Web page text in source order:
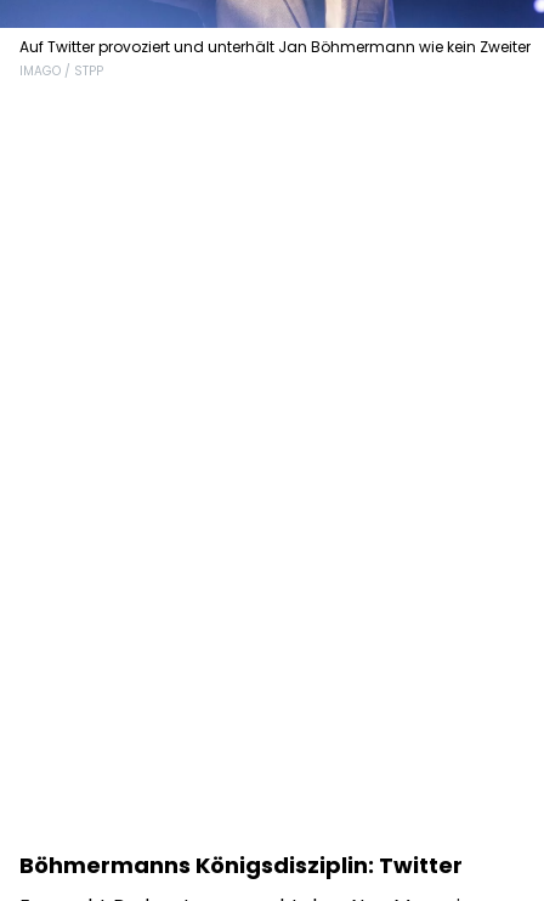
Auf Twitter provoziert und unterhält Jan Böhmermann wie kein Zweiter
IMAGO / STPP
Böhmermanns Königsdisziplin: Twitter